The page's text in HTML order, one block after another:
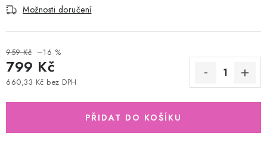
Možnosti doručení
959 Kč –16 %
799 Kč
660,33 Kč bez DPH
PŘIDAT DO KOŠÍKU